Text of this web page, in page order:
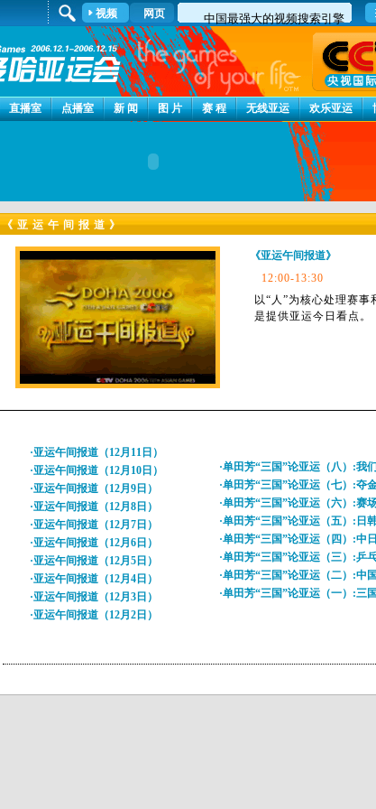
视频 网页
直播室 点播室 新 闻 图 片 赛 程 无线亚运 欢乐亚运
《亚运午间报道》
《亚运午间报道》
12:00-13:30
以“人”为核心处理赛事
是提供亚运今日看点。
·亚运午间报道（12月11日）
·亚运午间报道（12月10日）
·亚运午间报道（12月9日）
·亚运午间报道（12月8日）
·亚运午间报道（12月7日）
·亚运午间报道（12月6日）
·亚运午间报道（12月5日）
·亚运午间报道（12月4日）
·亚运午间报道（12月3日）
·亚运午间报道（12月2日）
·单田芳“三国”论亚运（八）:我
·单田芳“三国”论亚运（七）:夺
·单田芳“三国”论亚运（六）:赛
·单田芳“三国”论亚运（五）:日
·单田芳“三国”论亚运（四）:中
·单田芳“三国”论亚运（三）:乒
·单田芳“三国”论亚运（二）:中
·单田芳“三国”论亚运（一）:三